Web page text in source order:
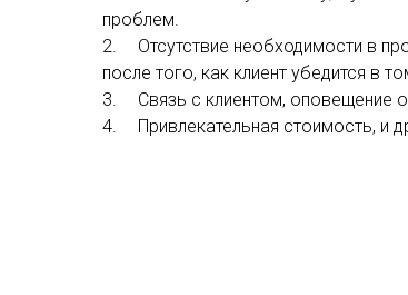
проблем.
2.
Отсутствие необходимости в
после того, как клиент убедится в
3.
Связь с клиентом, оповещение
4.
Привлекательная стоимость, и